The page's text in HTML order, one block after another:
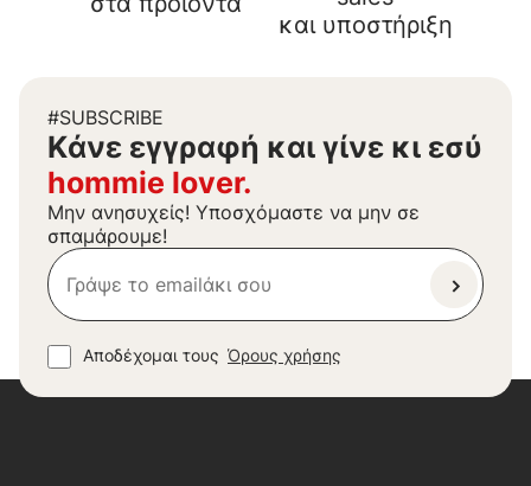
και υποστήριξη
#SUBSCRIBE
Kάνε εγγραφή και γίνε κι εσύ
hommie lover.
Μην ανησυχείς! Υποσχόμαστε να μην σε
σπαμάρουμε!
Αποδέχομαι τους Όρους χρήσης